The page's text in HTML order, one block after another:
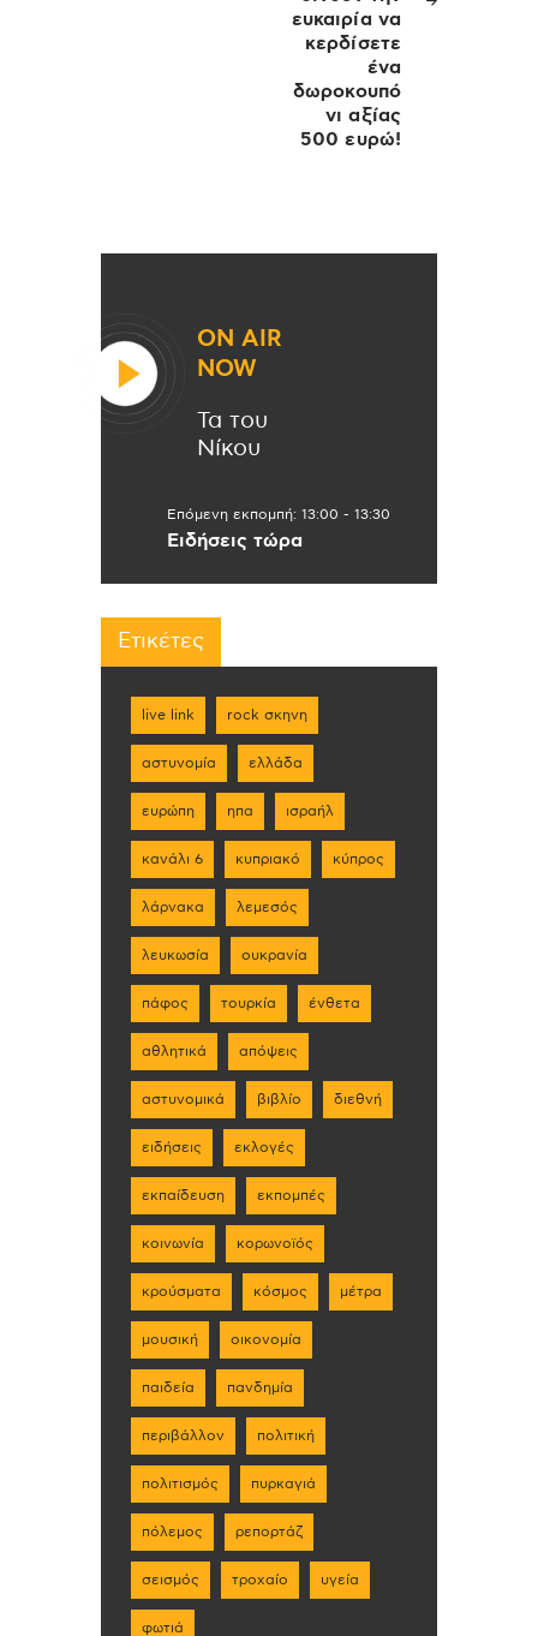
ευκαιρία να
κερδίσετε
ένα
δωροκουπό
νι αξίας
500 ευρώ!
ON AIR
NOW
Τα του
Νίκου
Επόμενη εκπομπή: 13:00 - 13:30
Ειδήσεις τώρα
Ετικέτες
live link rock σκηνη
αστυνομία ελλάδα
ευρώπη ηπα ισραήλ
κανάλι 6 κυπριακό κύπρος
λάρνακα λεμεσός
λευκωσία ουκρανία
πάφος τουρκία ένθετα
αθλητικά απόψεις
αστυνομικά βιβλίο διεθνή
ειδήσεις εκλογές
εκπαίδευση εκπομπές
κοινωνία κορωνοϊός
κρούσματα κόσμος μέτρα
μουσική οικονομία
παιδεία πανδημία
περιβάλλον πολιτική
πολιτισμός πυρκαγιά
πόλεμος ρεπορτάζ
σεισμός τροχαίο υγεία
φωτιά